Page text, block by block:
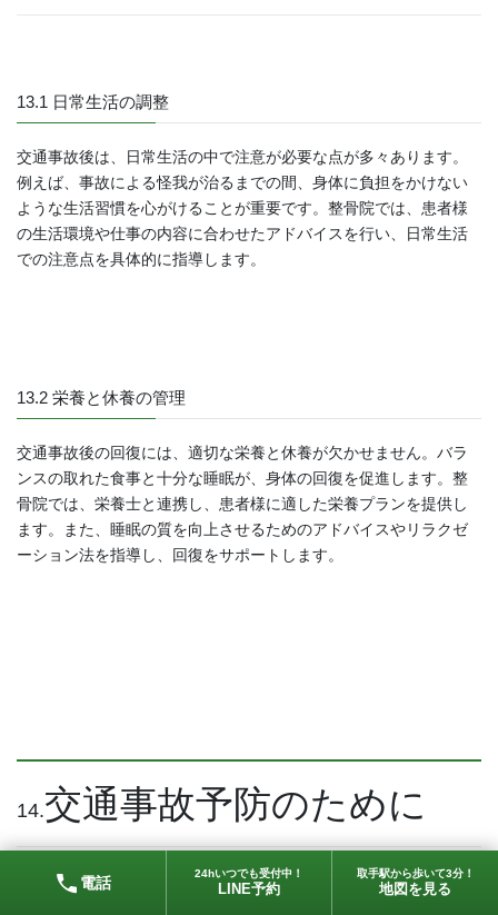
13.1 日常生活の調整
交通事故後は、日常生活の中で注意が必要な点が多々あります。
例えば、事故による怪我が治るまでの間、身体に負担をかけない
ような生活習慣を心がけることが重要です。整骨院では、患者様
の生活環境や仕事の内容に合わせたアドバイスを行い、日常生活
での注意点を具体的に指導します。
13.2 栄養と休養の管理
交通事故後の回復には、適切な栄養と休養が欠かせません。バラ
ンスの取れた食事と十分な睡眠が、身体の回復を促進します。整
骨院では、栄養士と連携し、患者様に適した栄養プランを提供し
ます。また、睡眠の質を向上させるためのアドバイスやリラクゼ
ーション法を指導し、回復をサポートします。
14.交通事故予防のために
電話 24hいつでも受付中！
LINE予約
取手駅から歩いて3分！
地図を見る